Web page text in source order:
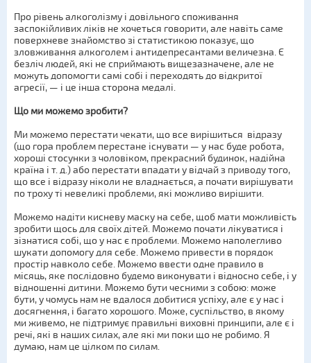
Про рівень алкоголізму і довільного споживання
заспокійливих ліків не хочеться говорити, але навіть саме
поверхневе знайомство зі статистикою показує, що
зловживання алкоголем і антидепресантами величезна. Є
безліч людей, які не сприймають вищезазначене, але не
можуть допомогти самі собі і переходять до відкритої
агресії, — і це інша сторона медалі.
Що ми можемо зробити?
Ми можемо перестати чекати, що все вирішиться відразу
(що гора проблем перестане існувати — у нас буде робота,
хороші стосунки з чоловіком, прекрасний будинок, надійна
країна і т. д.) або перестати впадати у відчай з приводу того,
що все і відразу ніколи не владнається, а почати вирішувати
по троху ті невеликі проблеми, які можливо вирішити.
Можемо надіти кисневу маску на себе, щоб мати можливість
зробити щось для своїх дітей. Можемо почати лікуватися і
зізнатися собі, що у нас є проблеми. Можемо наполегливо
шукати допомогу для себе. Можемо привести в порядок
простір навколо себе. Можемо ввести одне правило в
місяць, яке послідовно будемо виконувати і відносно себе, і у
відношенні дитини. Можемо бути чесними з собою: може
бути, у чомусь нам не вдалося добитися успіху, але є у нас і
досягнення, і багато хорошого. Може, суспільство, в якому
ми живемо, не підтримує правильні виховні принципи, але є і
речі, які в наших силах, але які ми поки що не робимо. Я
думаю, нам це цілком по силам.